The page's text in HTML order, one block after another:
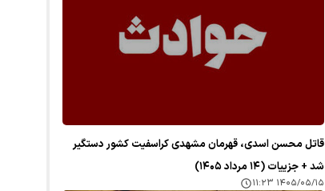
قاتل محسن اسدی، قهرمان مشهدی کراسفیت کشور دستگیر
شد + جزییات (۱۴ مرداد ۱۴۰۵)
۱۴۰۵/۰۵/۱۵ ۱۱:۲۳